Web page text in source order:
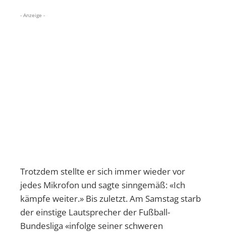
- Anzeige -
Trotzdem stellte er sich immer wieder vor
jedes Mikrofon und sagte sinngemäß: «Ich
kämpfe weiter.» Bis zuletzt. Am Samstag starb
der einstige Lautsprecher der Fußball-
Bundesliga «infolge seiner schweren